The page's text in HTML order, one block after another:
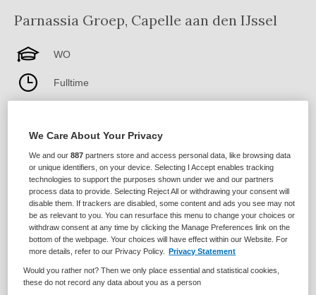
Parnassia Groep, Capelle aan den IJssel
WO
Fulltime
Antes is voor de opnamekliniek ouderenpsychiatrie in
Capelle aan den IJssel op zoek naar een manager zorg.
Ouderenpsychiatrie richt zich op alle psychische
problemen en levensfase problematiek bij ouderen. Er is
aandacht voor de complexe interactie tussen somatiek,...
Bekijk vacature Bewaren
We Care About Your Privacy
We and our887 partners store and access personal data, like browsing data
or unique identifiers, on your device. Selecting I Accept enables tracking
technologies to support the purposes shown under we and our partners
process data to provide. Selecting Reject All or withdrawing your consent will
disable them. If trackers are disabled, some content and ads you see may not
be as relevant to you. You can resurface this menu to change your choices or
withdraw consent at any time by clicking the Manage Preferences link on the
bottom of the webpage. Your choices will have effect within our Website. For
more details, refer to our Privacy Policy.
Privacy Statement
Would you rather not? Then we only place essential and statistical cookies,
these do not record any data about you as a person